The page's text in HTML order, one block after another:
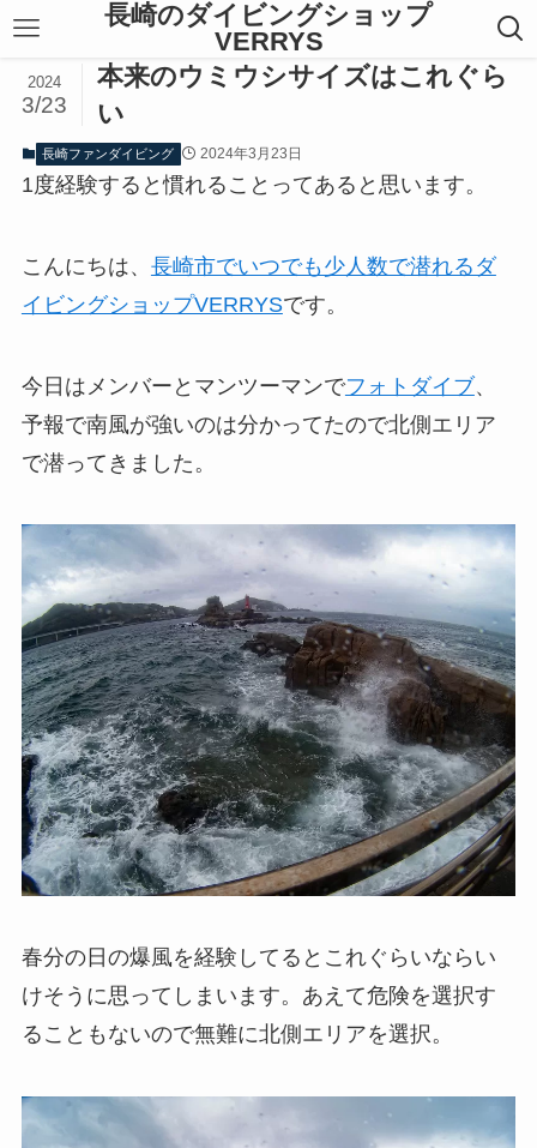
長崎のダイビングショップ
VERRYS
本来のウミウシサイズはこれぐら
い
2024
3/23
長崎ファンダイビング 2024年3月23日
1度経験すると慣れることってあると思います。
こんにちは、 長崎市でいつでも少人数で潜れるダ
イビングショップVERRYSです。
今日はメンバーとマンツーマンでフォトダイブ、
予報で南風が強いのは分かってたので北側エリア
で潜ってきました。
春分の日の爆風を経験してるとこれぐらいならい
けそうに思ってしまいます。あえて危険を選択す
ることもないので無難に北側エリアを選択。